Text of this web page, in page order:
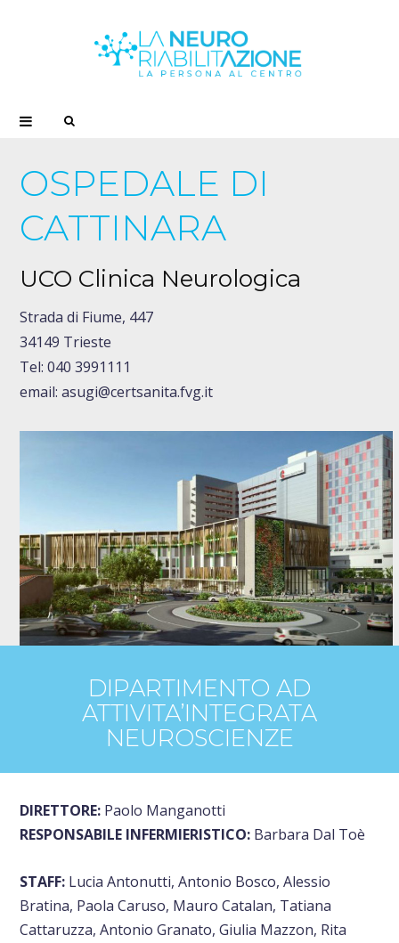
h
f
:
OSPEDALE DI
CATTINARA
UCO Clinica Neurologica
Strada di Fiume, 447
34149 Trieste
Tel: 040 3991111
email: asugi@certsanita.fvg.it
DIPARTIMENTO AD
ATTIVITA’INTEGRATA
NEUROSCIENZE
DIRETTORE: Paolo Manganotti
RESPONSABILE INFERMIERISTICO: Barbara Dal Toè
STAFF: Lucia Antonutti, Antonio Bosco, Alessio
Bratina, Paola Caruso, Mauro Catalan, Tatiana
Cattaruzza, Antonio Granato, Giulia Mazzon, Rita